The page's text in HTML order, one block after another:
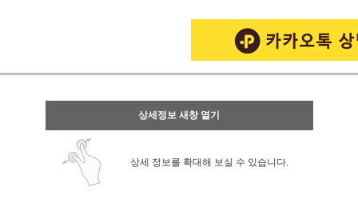
상세정보 새창 열기
상세 정보를 확대해 보실 수 있습니다.